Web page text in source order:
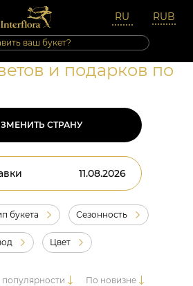
дни
и подарков по
СТРАНУ
букета Сезонность
Цвет
По новизне